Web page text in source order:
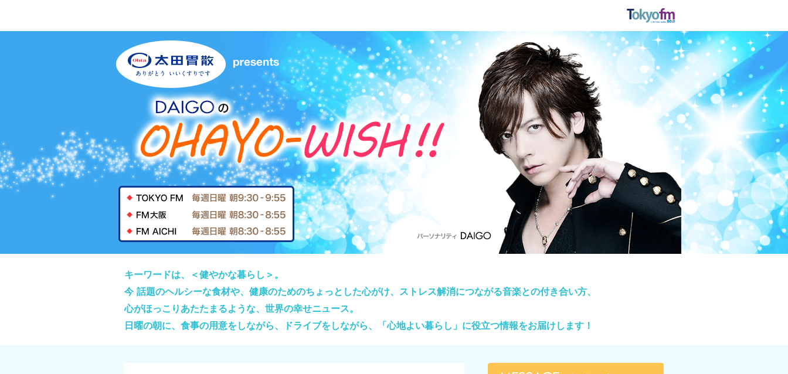
キーワードは、＜健やかな暮らし＞。
今 話題のヘルシーな食材や、健康のためのちょっとした心がけ、ストレス解消につながる音楽との付き合い方、
心がほっこりあたたまるような、世界の幸せニュース。
日曜の朝に、食事の用意をしながら、ドライブをしながら、「心地よい暮らし」に役立つ情報をお届けします！